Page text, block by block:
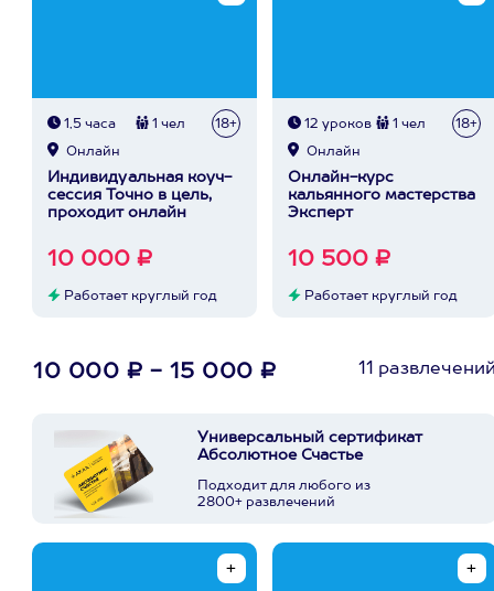
1,5 часа 1 чел 18+
Онлайн
Индивидуальная коуч-
сессия Точно в цель,
проходит онлайн
10 000 ₽
Работает круглый год
12 уроков 1 чел 18+
Онлайн
Онлайн-курс
кальянного мастерства
Эксперт
10 500 ₽
Работает круглый год
10 000 ₽ - 15 000 ₽ 11
Универсальный сертификат
Абсолютное Счастье
Подходит для любого из
2800+ развлечений